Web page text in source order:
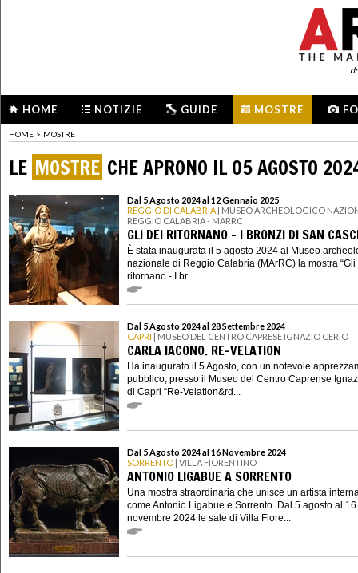
HOME NOTIZIE GUIDE MOSTRE
HOME > MOSTRE
LE MOSTRE CHE APRONO IL 05 AGOSTO
Dal 5 Agosto 2024 al 12 Gennaio 2025
REGGIO DI CALABRIA | MUSEO ARCHEOLOGICO
REGGIO CALABRIA - MARRC
GLI DEI RITORNANO - I BRONZI DI SAN
È stata inaugurata il 5 agosto 2024 al Museo
nazionale di Reggio Calabria (MArRC) la mostra “Gli
ritornano - I br...
Dal 5 Agosto 2024 al 28 Settembre 2024
CAPRI | MUSEO DEL CENTRO CAPRESE IGNAZIO CERIO
CARLA IACONO. RE-VELATION
Ha inaugurato il 5 Agosto, con un notevole
pubblico, presso il Museo del Centro Caprense
di Capri “Re-Velation&rd...
Dal 5 Agosto 2024 al 16 Novembre 2024
SORRENTO | VILLA FIORENTINO
ANTONIO LIGABUE A SORRENTO
Una mostra straordinaria che unisce un artista
come Antonio Ligabue e Sorrento. Dal 5 agosto al 16
novembre 2024 le sale di Villa Fiore...